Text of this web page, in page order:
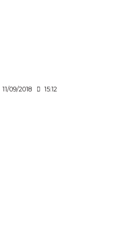
11/09/2018 15:12